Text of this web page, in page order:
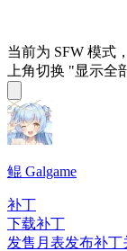
当前为 SFW 模式
上角切换 "显示全
鲲 Galgame
补丁
下载补丁
发售月表发布补丁